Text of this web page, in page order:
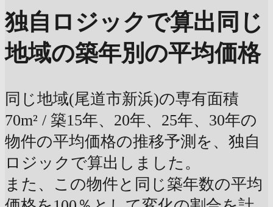
独自ロジックで算出 同じ
地域の築年別の平均価格
同じ地域(尾道市新浜)の専有面積
70m² / 築15年、20年、25年、30年の
物件の平均価格の推移予測を、独自
ロジックで算出しました。
また、この物件と同じ築年数の平均